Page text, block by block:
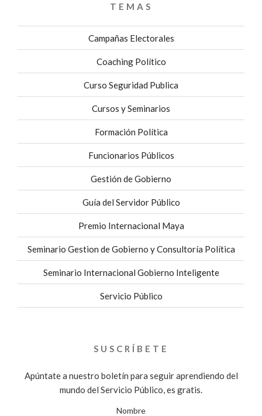
TEMAS
Campañas Electorales
Coaching Político
Curso Seguridad Publica
Cursos y Seminarios
Formación Política
Funcionarios Públicos
Gestión de Gobierno
Guía del Servidor Público
Premio Internacional Maya
Seminario Gestion de Gobierno y Consultoría Política
Seminario Internacional Gobierno Inteligente
Servicio Público
SUSCRÍBETE
Apúntate a nuestro boletín para seguir aprendiendo del
mundo del Servicio Público, es gratis.
Nombre